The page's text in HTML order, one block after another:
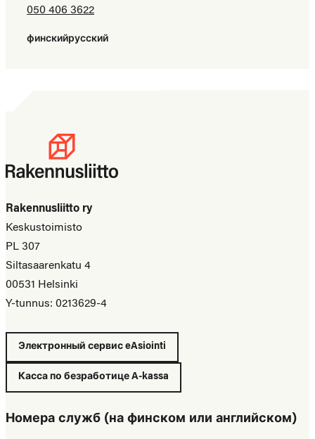
050 406 3622
финскийрусский
Rakennusliitto ry
Keskustoimisto
PL 307
Siltasaarenkatu 4
00531 Helsinki
Y-tunnus: 0213629-4
Электронный сервис eAsiointi
Касса по безработице A-kassa
Номера служб (на финском или английском)